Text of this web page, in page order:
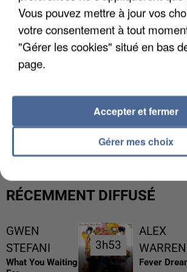
UNE TOURISTE DE L’OISE
COULÉE DE BOUE EN HAUTE-
RÉCEMMENT DIFFUSÉ
GWEN
STEFANI
What You Waiting
3h53
3h53
ALEX
WARREN
Fever
Vous pouvez mettre à jour vos
votre consentement à tout
"Gérer les cookies" situé en bas
page.
Gérer mes choix
Accepter et fermer